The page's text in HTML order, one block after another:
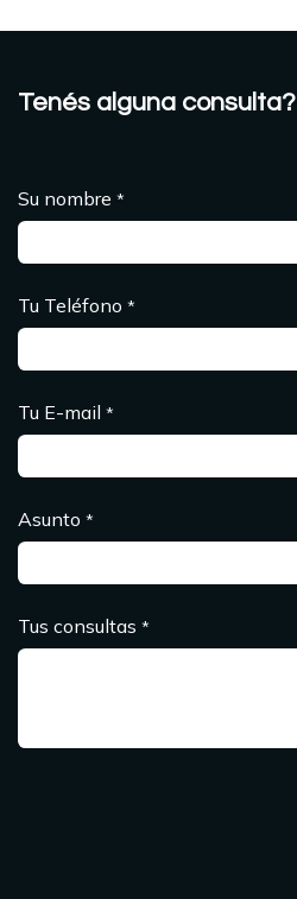
Tenés alguna consulta?
Su nombre *
Tu Teléfono *
Tu E-mail *
Asunto *
Tus consultas *